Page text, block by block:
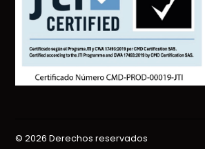
© 2026 Derechos reservados